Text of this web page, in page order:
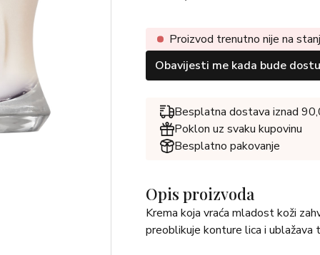
Proizvod trenutno nije na
Obavijesti me kada bude
Besplatna dostava iznad
Poklon uz svaku kupovinu
Besplatno pakovanje
Opis proizvoda
Krema koja vraća mladost koži
preoblikuje konture lica i ublažava